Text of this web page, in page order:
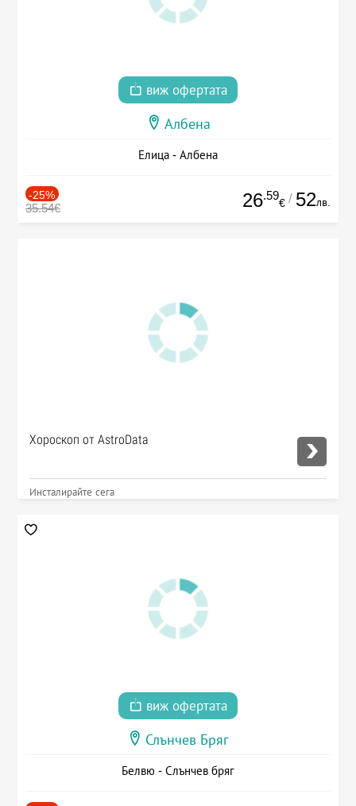
виж офертата
Албена
Елица - Албена
-25%
35.54€ 26.59
€ / 52лв.
Хороскоп от AstroData
Инсталирайте сега
виж офертата
Слънчев Бряг
Белвю - Слънчев бряг